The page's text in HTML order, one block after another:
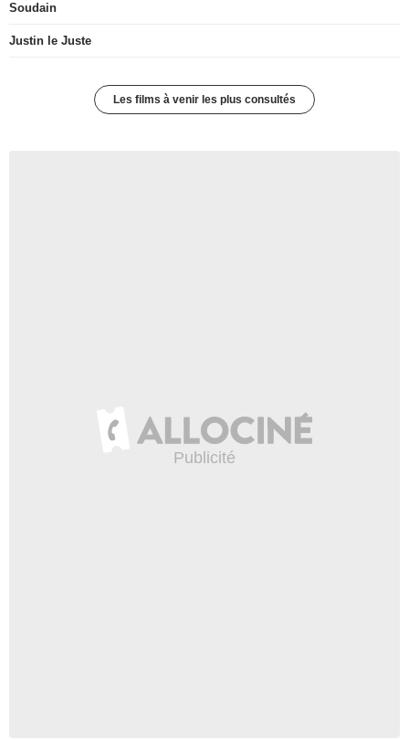
Soudain
Justin le Juste
Les films à venir les plus consultés